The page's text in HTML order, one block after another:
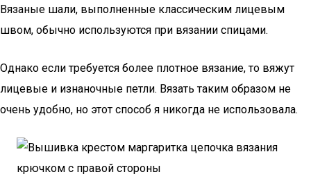
Вязаные шали, выполненные классическим лицевым
швом, обычно используются при вязании спицами.
Однако если требуется более плотное вязание, то вяжут
лицевые и изнаночные петли. Вязать таким образом не
очень удобно, но этот способ я никогда не использовала.